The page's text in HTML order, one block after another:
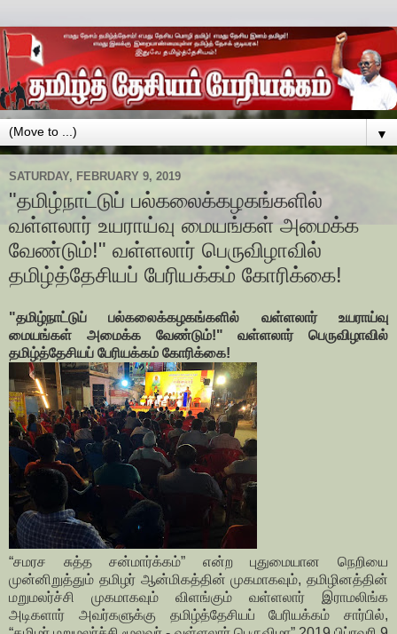
▼
SATURDAY, FEBRUARY 9, 2019
"தமிழ்நாட்டுப் பல்கலைக்கழகங்களில்
வள்ளலார் உயராய்வு மையங்கள் அமைக்க
வேண்டும்!" வள்ளலார் பெருவிழாவில்
தமிழ்த்தேசியப் பேரியக்கம் கோரிக்கை!
"தமிழ்நாட்டுப் பல்கலைக்கழகங்களில் வள்ளலார் உயராய்வு
மையங்கள் அமைக்க வேண்டும்!" வள்ளலார் பெருவிழாவில்
தமிழ்த்தேசியப் பேரியக்கம் கோரிக்கை!
“சமரச சுத்த சன்மார்க்கம்” என்ற புதுமையான நெறியை
முன்னிறுத்தும் தமிழர் ஆன்மிகத்தின் முகமாகவும், தமிழினத்தின்
மறுமலர்ச்சி முகமாகவும் விளங்கும் வள்ளலார் இராமலிங்க
அடிகளார் அவர்களுக்கு தமிழ்த்தேசியப் பேரியக்கம் சார்பில்,